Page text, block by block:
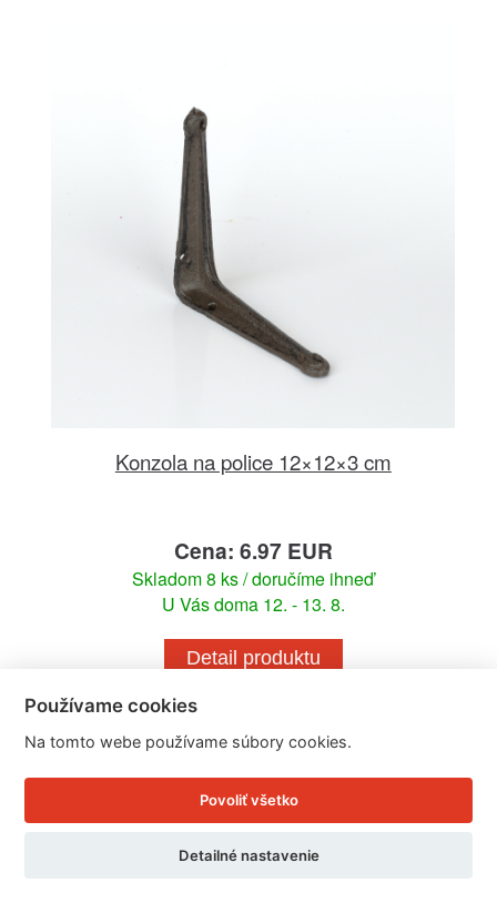
Konzola na police 12×12×3 cm
Cena: 6.97 EUR
Skladom 8 ks / doručíme ihneď
U Vás doma 12. - 13. 8.
Detail produktu
Používame cookies
Na tomto webe používame súbory cookies.
Povoliť všetko
Detailné nastavenie